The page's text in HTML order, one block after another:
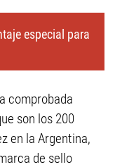
especial para
comprobada
son los 200
en la Argentina,
de sello